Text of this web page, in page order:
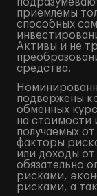
приемлемы
способных
Активы и не
средства.
подвержены
обменных
на стоимости
получаемых
факторы
или доходы
обязательно
рисками,
рисками, а